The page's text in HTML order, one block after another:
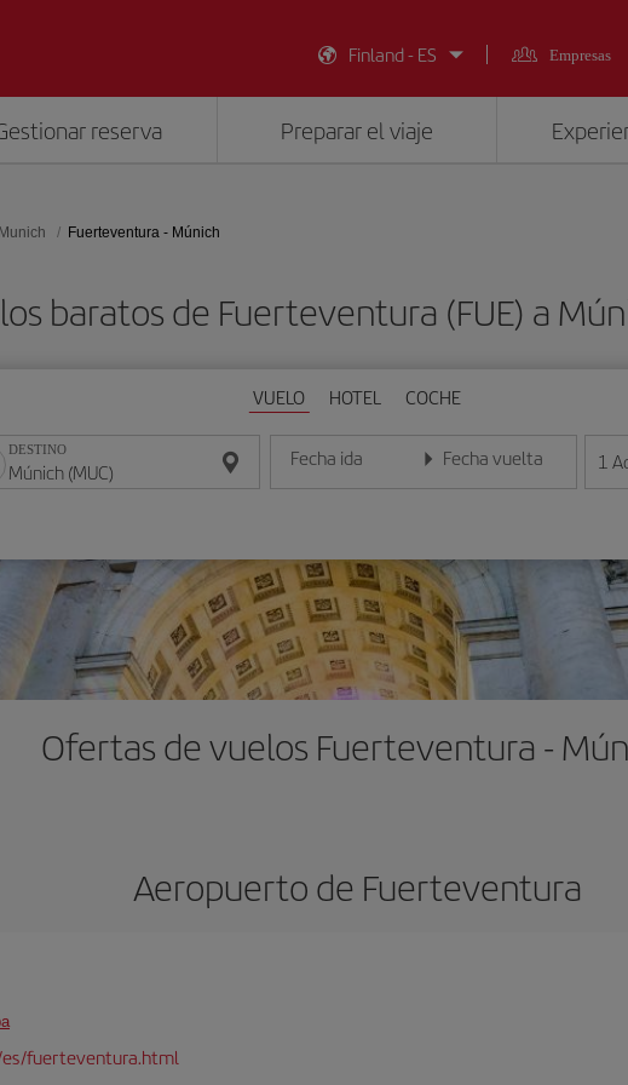
Finland - ES
Empresas
reserva Preparar el viaje
Munich Fuerteventura - Múnich
baratos de Fuerteventura (FUE) a
VUELO HOTEL COCHE
DESTINO Fecha ida
Introduce la fecha en formato día/mes/año
Fecha vuelta
Introduce la fecha en 1
Ofertas de vuelos Fuerteventura -
Aeropuerto de Fuerteventura
fuerteventura.html